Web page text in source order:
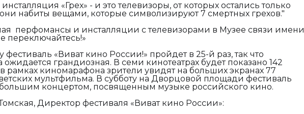
инсталляция «Грех» - и это телевизоры, от которых остались только
они набиты вещами, которые символизируют 7 смертных грехов."
перфомансы и инсталляции с телевизорами в Музее связи имени
переключайтесь!»
фестиваль «Виват кино России!» пройдет в 25-й раз, так что
грандиозная. В семи кинотеатрах будет показано 142
рамках киномарафона зрители увидят на больших экранах 77
мультфильма. В субботу на Дворцовой площади фестиваль
большим концертом, посвященным музыке российского кино.
Директор фестиваля «Виват кино России»: